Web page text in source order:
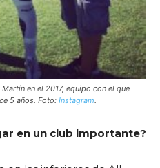
en el 2017, equipo con el que
5 años. Foto: Instagram.
en un club importante?